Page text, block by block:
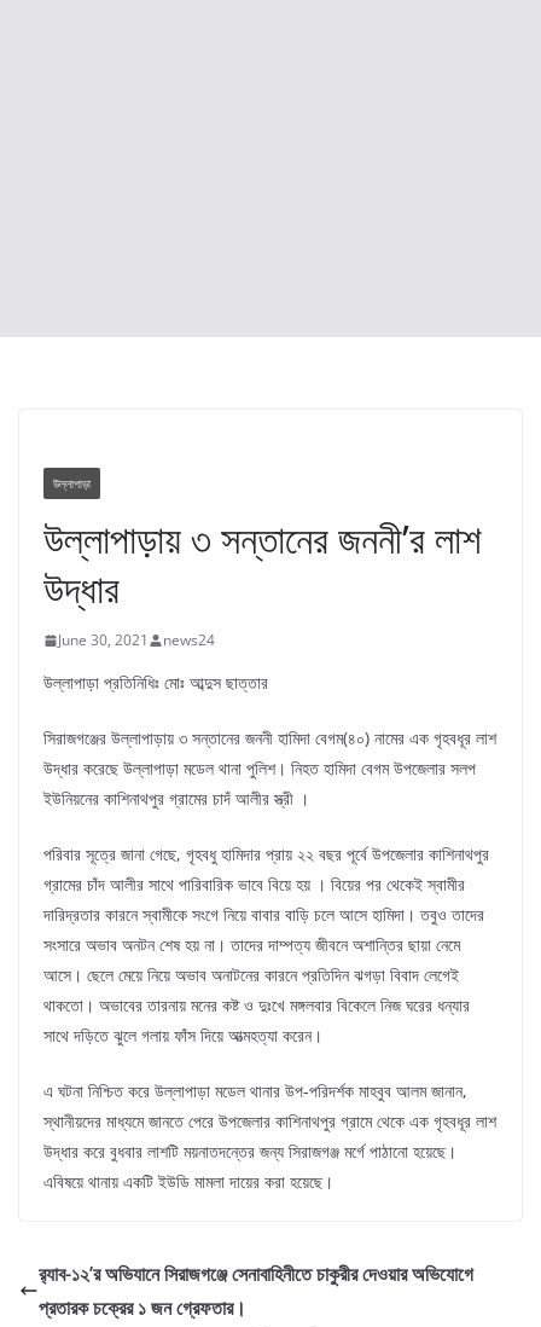
উল্লাপাড়া
উল্লাপাড়ায় ৩ সন্তানের জননী’র লাশ
উদ্ধার
June 30, 2021 news24
উল্লাপাড়া প্রতিনিধিঃ মোঃ আব্দুস ছাত্তার
সিরাজগঞ্জের উল্লাপাড়ায় ৩ সন্তানের জননী হামিদা বেগম(৪০) নামের এক গৃহবধূর লাশ
উদ্ধার করেছে উল্লাপাড়া মডেল থানা পুলিশ। নিহত হামিদা বেগম উপজেলার সলপ
ইউনিয়নের কাশিনাথপুর গ্রামের চাদঁ আলীর স্ত্রী ।
পরিবার সূত্রে জানা গেছে, গৃহবধু হামিদার প্রায় ২২ বছর পূর্বে উপজেলার কাশিনাথপুর
গ্রামের চাঁদ আলীর সাথে পারিবারিক ভাবে বিয়ে হয় । বিয়ের পর থেকেই স্বামীর
দারিদ্রতার কারনে স্বামীকে সংগে নিয়ে বাবার বাড়ি চলে আসে হামিদা। তবুও তাদের
সংসারে অভাব অনটন শেষ হয় না। তাদের দাম্পত্য জীবনে অশান্তির ছায়া নেমে
আসে। ছেলে মেয়ে নিয়ে অভাব অনাটনের কারনে প্রতিদিন ঝগড়া বিবাদ লেগেই
থাকতো। অভাবের তারনায় মনের কষ্ট ও দুঃখে মঙ্গলবার বিকেলে নিজ ঘরের ধন্যার
সাথে দড়িতে ঝুলে গলায় ফাঁস দিয়ে আত্মহত্যা করেন।
এ ঘটনা নিশ্চিত করে উল্লাপাড়া মডেল থানার উপ-পরিদর্শক মাহবুব আলম জানান,
স্থানীয়দের মাধ্যমে জানতে পেরে উপজেলার কাশিনাথপুর গ্রামে থেকে এক গৃহবধূর লাশ
উদ্ধার করে বুধবার লাশটি ময়নাতদন্তের জন্য সিরাজগঞ্জ মর্গে পাঠানো হয়েছে।
এবিষয়ে থানায় একটি ইউডি মামলা দায়ের করা হয়েছে।
র‌্যাব-১২’র অভিযানে সিরাজগঞ্জে সেনাবাহিনীতে চাকুরীর দেওয়ার অভিযোগে
প্রতারক চক্রের ১ জন গ্রেফতার।